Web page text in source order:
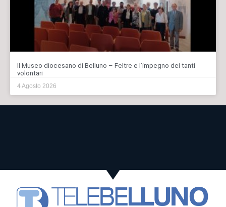
Il Museo diocesano di Belluno – Feltre e l’impegno dei tanti
volontari
4 Agosto 2026